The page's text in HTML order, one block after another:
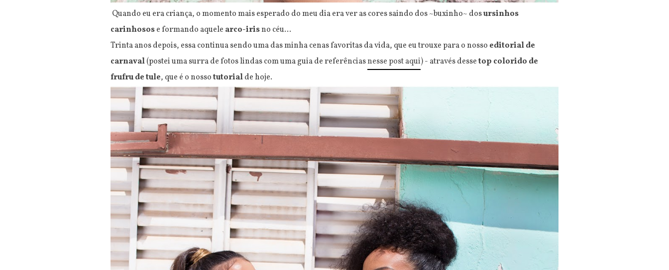
Quando eu era criança, o momento mais esperado do meu dia era ver as cores saindo dos ~buxinho~ dosursinhos
carinhosose formando aquele arco-irisno céu...
Trinta anos depois, essa continua sendo uma das minha cenas favoritas da vida, que eu trouxe para o nosso editorial de
carnaval(postei uma surra de fotos lindas com uma guia de referênciasnesse post aqui) - através dessetop colorido de
frufru de tule, que é o nossotutorialde hoje.